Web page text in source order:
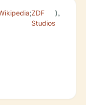
;ZDF
Studios
)。